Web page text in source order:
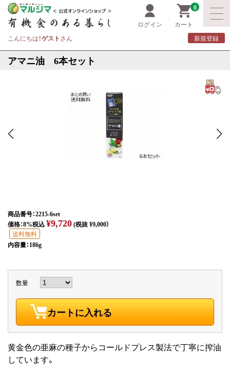
ログイン
0
カート
こんにちは！ゲストさん 新規登録
アマニ油 6本セット
商品番号：2215-6set
価格：8%税込¥9,720(税抜 ¥9,000）
送料無料
内容量：186g
数量
カートに入れる
黄金色の亜麻の種子からコールドプレス製法で丁寧に搾油
しています。